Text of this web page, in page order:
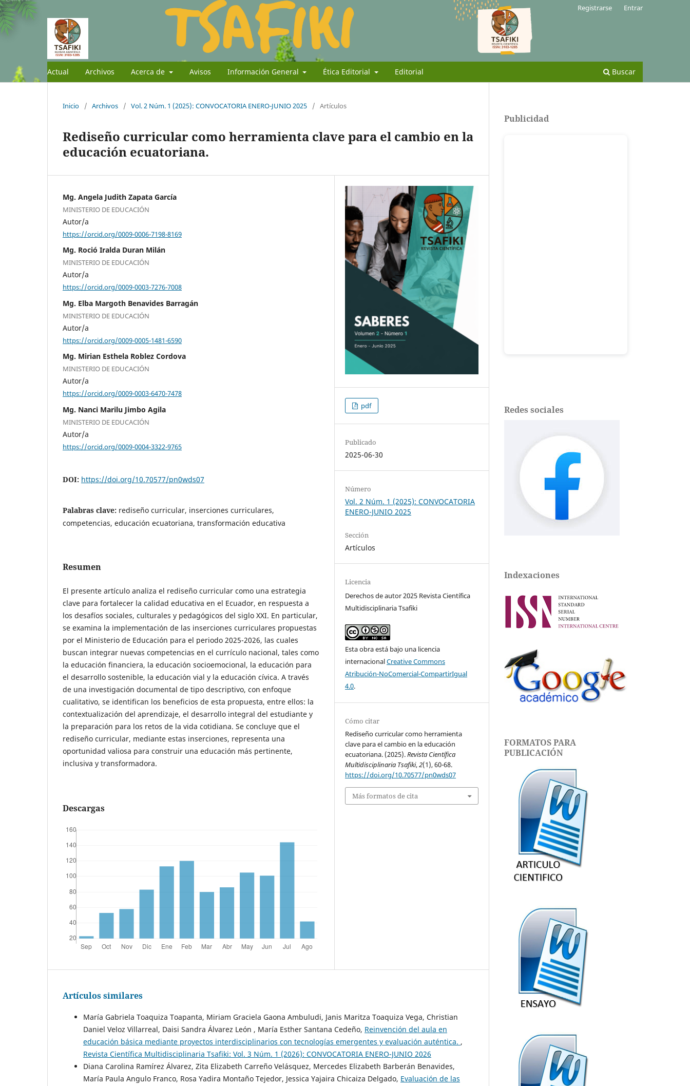
Actual Archivos Acerca de Avisos Información General Ética Editorial Editorial Buscar
Registrarse Entrar
Inicio / Archivos / Vol. 2 Núm. 1 (2025): CONVOCATORIA ENERO-JUNIO 2025 / Artículos
Rediseño curricular como herramienta clave para el cambio en la
educación ecuatoriana.
Mg. Angela Judith Zapata García
MINISTERIO DE EDUCACIÓN
Autor/a
https://orcid.org/0009-0006-7198-8169
Mg. Roció Iralda Duran Milán
MINISTERIO DE EDUCACIÓN
Autor/a
https://orcid.org/0009-0003-7276-7008
Mg. Elba Margoth Benavides Barragán
MINISTERIO DE EDUCACIÓN
Autor/a
https://orcid.org/0009-0005-1481-6590
Mg. Mirian Esthela Roblez Cordova
MINISTERIO DE EDUCACIÓN
Autor/a
https://orcid.org/0009-0003-6470-7478
Mg. Nanci Marilu Jimbo Agila
MINISTERIO DE EDUCACIÓN
Autor/a
https://orcid.org/0009-0004-3322-9765
DOI: https://doi.org/10.70577/pn0wds07
Palabras clave: rediseño curricular, inserciones curriculares,
competencias, educación ecuatoriana, transformación educativa
Resumen
El presente artículo analiza el rediseño curricular como una estrategia
clave para fortalecer la calidad educativa en el Ecuador, en respuesta a
los desafíos sociales, culturales y pedagógicos del siglo XXI. En particular,
se examina la implementación de las inserciones curriculares propuestas
por el Ministerio de Educación para el periodo 2025-2026, las cuales
buscan integrar nuevas competencias en el currículo nacional, tales como
la educación financiera, la educación socioemocional, la educación para
el desarrollo sostenible, la educación vial y la educación cívica. A través
de una investigación documental de tipo descriptivo, con enfoque
cualitativo, se identifican los beneficios de esta propuesta, entre ellos: la
contextualización del aprendizaje, el desarrollo integral del estudiante y
la preparación para los retos de la vida cotidiana. Se concluye que el
rediseño curricular, mediante estas inserciones, representa una
oportunidad valiosa para construir una educación más pertinente,
inclusiva y transformadora.
Descargas
pdf
Publicado
2025-06-30
Número
Vol. 2 Núm. 1 (2025): CONVOCATORIA
ENERO-JUNIO 2025
Sección
Artículos
Licencia
Derechos de autor 2025 Revista Científica
Multidisciplinaria Tsafiki
Esta obra está bajo una licencia
internacionalCreative Commons
Atribución-NoComercial-CompartirIgual
4.0.
Cómo citar
Rediseño curricular como herramienta
clave para el cambio en la educación
ecuatoriana. (2025).Revista Científica
Multidisciplinaria Tsafiki,2(1), 60-68.
https://doi.org/10.70577/pn0wds07
Más formatos de cita
Artículos similares
María Gabriela Toaquiza Toapanta, Miriam Graciela Gaona Ambuludi, Janis Maritza Toaquiza Vega, Christian
Daniel Veloz Villarreal, Daisi Sandra Álvarez León , María Esther Santana Cedeño, Reinvención del aula en
educación básica mediante proyectos interdisciplinarios con tecnologías emergentes y evaluación auténtica. ,
Revista Científica Multidisciplinaria Tsafiki: Vol. 3 Núm. 1 (2026): CONVOCATORIA ENERO-JUNIO 2026
Diana Carolina Ramírez Álvarez, Zita Elizabeth Carreño Velásquez, Mercedes Elizabeth Barberán Benavides,
María Paula Angulo Franco, Rosa Yadira Montaño Tejedor, Jessica Yajaira Chicaiza Delgado, Evaluación de las
Publicidad
Redes sociales
Indexaciones
FORMATOS PARA
PUBLICACIÓN